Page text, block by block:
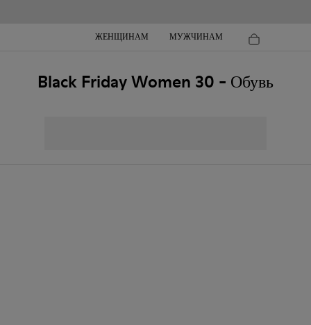
ЖЕНЩИНАМ МУЖЧИНАМ
Black Friday Women 30 - Обувь